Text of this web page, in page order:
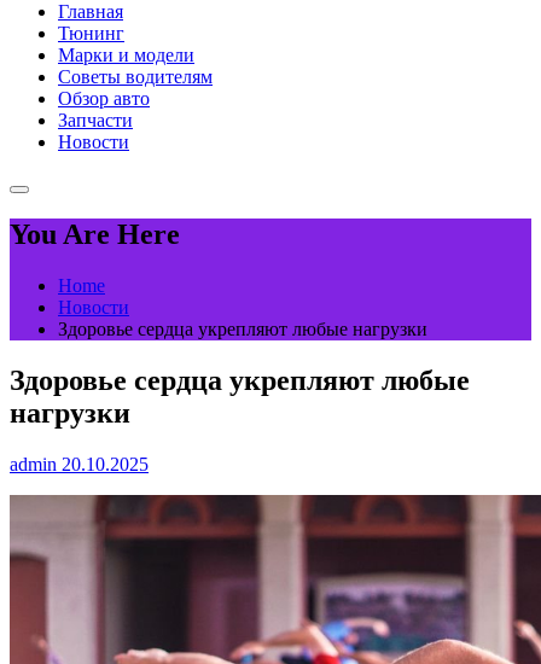
Главная
Тюнинг
Марки и модели
Советы водителям
Обзор авто
Запчасти
Новости
You Are Here
Home
Новости
Здоровье сердца укрепляют любые нагрузки
Здоровье сердца укрепляют любые
нагрузки
admin 20.10.2025